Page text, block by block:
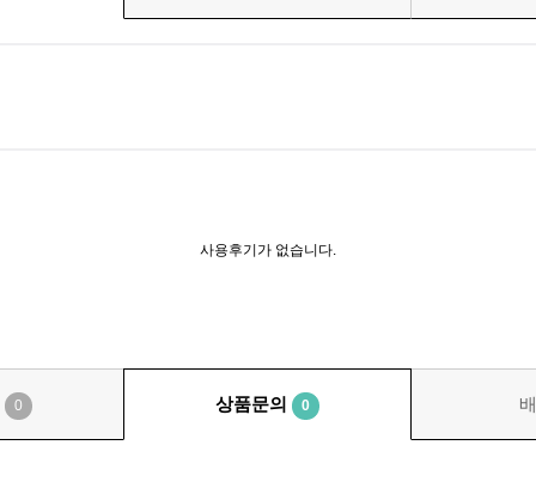
사용후기가 없습니다.
0 상품문의 0